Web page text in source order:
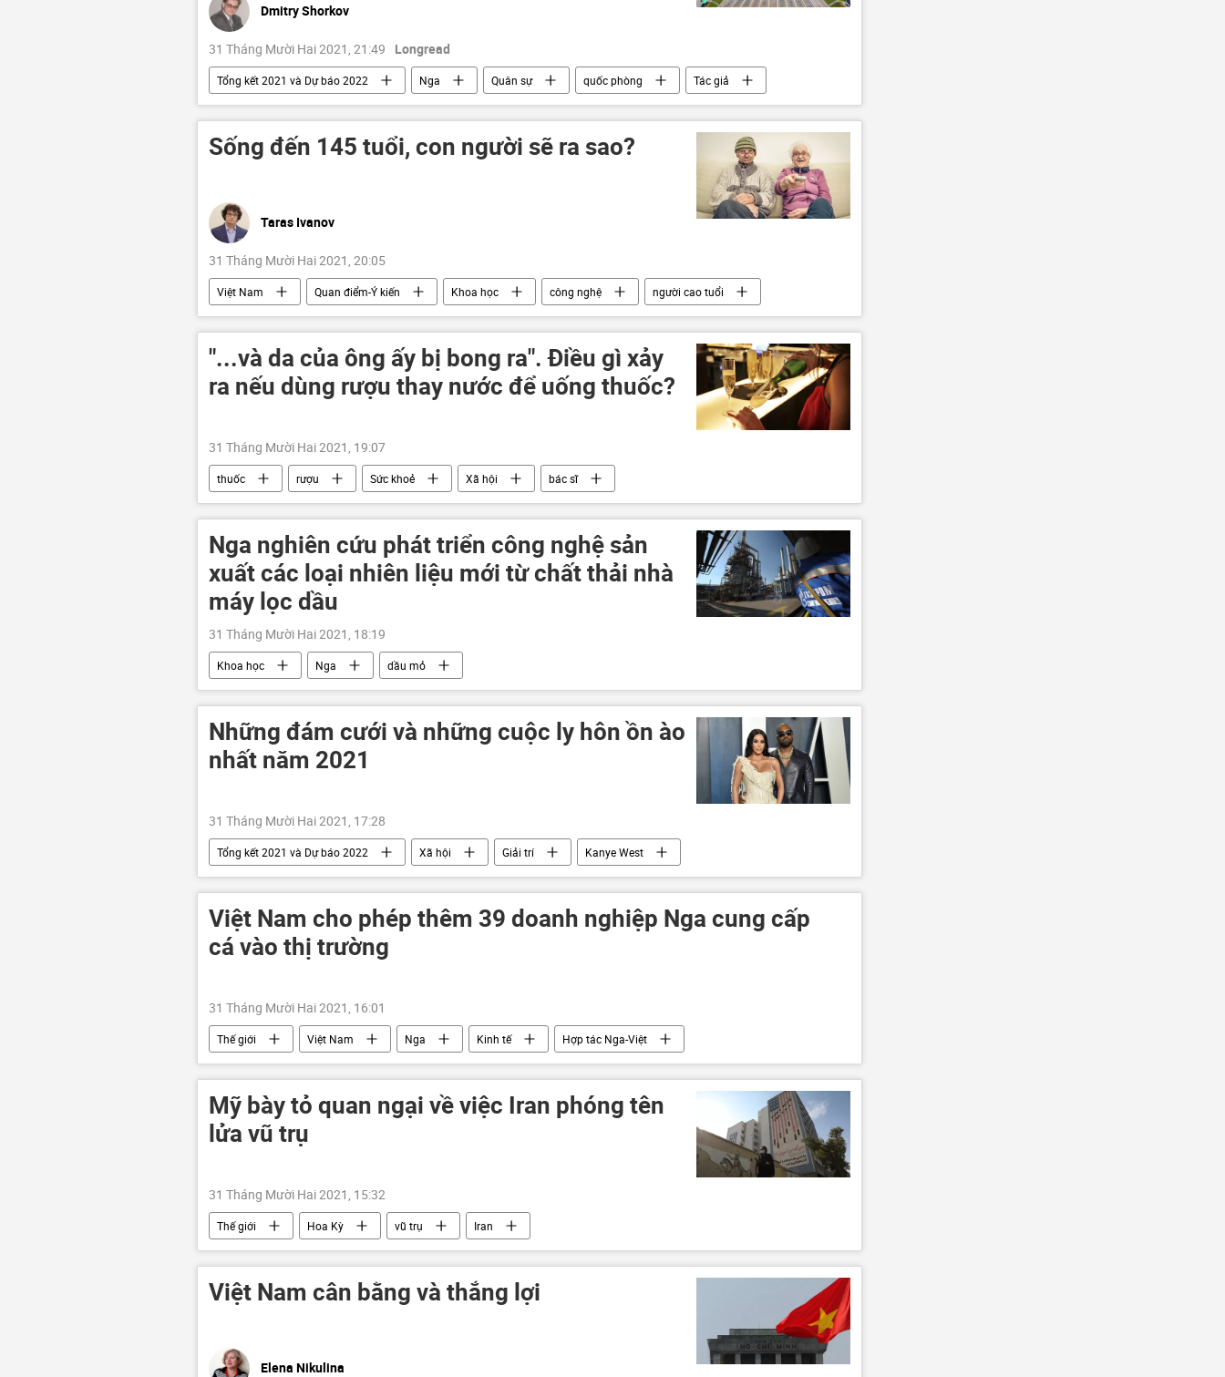
Dmitry Shorkov
31 Tháng Mười Hai 2021, 21:49 Longread
Tổng kết 2021 và Dự báo 2022 Nga Quân sự quốc phòng Tác giả
Sống đến 145 tuổi, con người sẽ ra sao?
Taras Ivanov
31 Tháng Mười Hai 2021, 20:05
Việt Nam Quan điểm-Ý kiến Khoa học công nghệ
người cao tuổi
tuổi thọ
chỉnh sửa gen Tác giả
"...và da của ông ấy bị bong ra". Điều gì xảy
ra nếu dùng rượu thay nước để uống thuốc?
31 Tháng Mười Hai 2021, 19:07
thuốc rượu Sức khoẻ Xã hội bác sĩ
Nga nghiên cứu phát triển công nghệ sản
xuất các loại nhiên liệu mới từ chất thải nhà
máy lọc dầu
31 Tháng Mười Hai 2021, 18:19
Khoa học Nga dầu mỏ
Những đám cưới và những cuộc ly hôn ồn ào
nhất năm 2021
31 Tháng Mười Hai 2021, 17:28
Tổng kết 2021 và Dự báo 2022 Xã hội Giải trí
Kanye West
Jennifer Lopez
Kim Kardashian Bill Gates Ariana Grande
đám cưới
ly hôn
Việt Nam cho phép thêm 39 doanh nghiệp Nga cung cấp
cá vào thị trường
31 Tháng Mười Hai 2021, 16:01
Thế giới Việt Nam Nga Kinh tế Hợp tác Nga-Việt
Mỹ bày tỏ quan ngại về việc Iran phóng tên
lửa vũ trụ
31 Tháng Mười Hai 2021, 15:32
Thế giới Hoa Kỳ vũ trụ Iran
Việt Nam cân bằng và thắng lợi
Elena Nikulina